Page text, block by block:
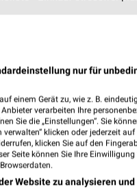
nur für
einem Gerät zu, wie z. B.
verarbeiten Ihre
Sie die „Einstellungen“. Sie
klicken oder jederzeit
klicken Sie auf den
Seite können Sie Ihre
Website zu analysieren